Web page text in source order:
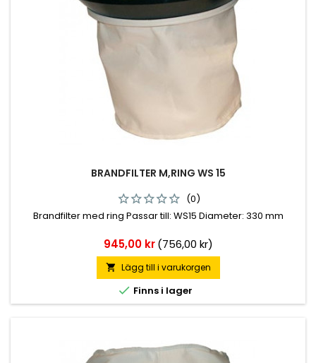
BRANDFILTER M,RING WS 15
(0)
Brandfilter med ring Passar till: WS15 Diameter: 330 mm
Pris
945,00 kr (756,00 kr)
 Lägg till i varukorgen
 Finns i lager